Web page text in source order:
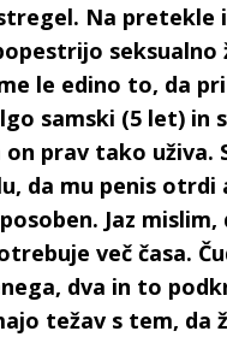
Na pretekle
seksualno
le edino to, da
samski (5 let) in
prav tako uživa.
da mu penis
Jaz
več časa.
dva in to
težav s tem, da